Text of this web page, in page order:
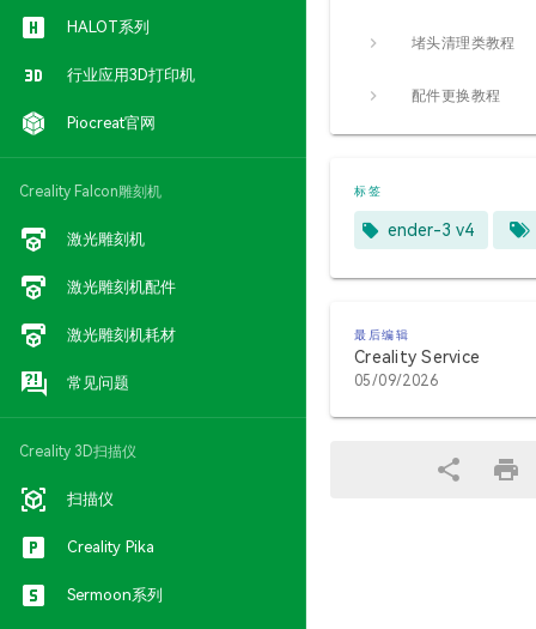
HALOT系列
行业应用3D打印机
Piocreat官网
Creality Falcon雕刻机
激光雕刻机
激光雕刻机配件
激光雕刻机耗材
常见问题
Creality 3D扫描仪
扫描仪
Creality Pika
Sermoon系列
堵头清理类教程
配件更换教程
标签
ender-3 v4
最后编辑
Creality Service
05/09/2026